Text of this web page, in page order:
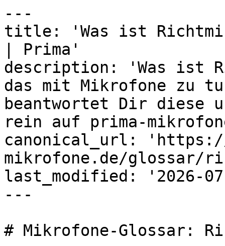
---
title: 'Was ist
| Prima'
description: 'Was ist
das mit Mikrofone zu
beantwortet Dir diese
rein auf prima-
canonical_url: 'https://
mikrofone.de/glossar/
last_modified: '2026-
---
# Mikrofone-Glossar: